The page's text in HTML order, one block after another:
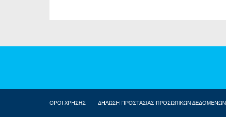
ΟΡΟΙ ΧΡΗΣΗΣ ΔΗΛΩΣΗ ΠΡΟΣΤΑΣΙΑΣ ΠΡΟΣΩΠΙΚΩΝ ΔΕΔΟΜΕΝΩΝ